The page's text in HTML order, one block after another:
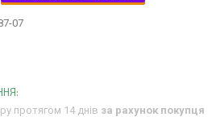
07
протягом 14 днів за рахунок покупця